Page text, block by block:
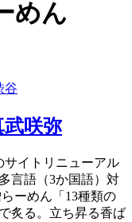
めん
咲弥
サイトリニューアル
言語（3か国語）対
ーめん「13種類の
炙る。立ち昇る香ば